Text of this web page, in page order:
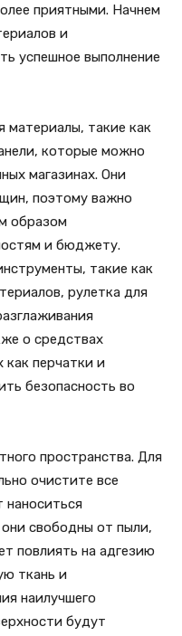
приятными. Начнем
и
успешное выполнение
материалы, такие как
которые можно
магазинах. Они
поэтому важно
образом
и бюджету.
такие как
рулетка для
о средствах
перчатки и
безопасность во
пространства. Для
очистите все
наноситься
свободны от пыли,
повлиять на адгезию
ткань и
наилучшего
будут